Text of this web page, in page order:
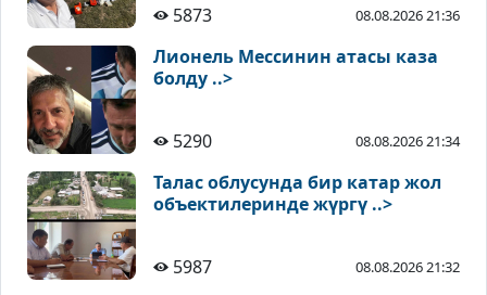
5873
08.08.2026 21:36
Лионель Мессинин атасы каза
болду ..>
5290 08.08.2026 21:34
Талас облусунда бир катар жол
объектилеринде жүргү ..>
5987 08.08.2026 21:32